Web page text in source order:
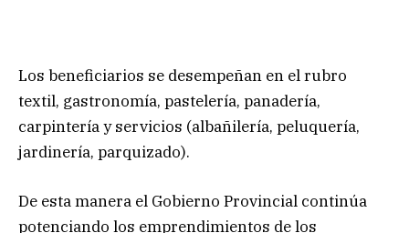
Los beneficiarios se desempeñan en el rubro
textil, gastronomía, pastelería, panadería,
carpintería y servicios (albañilería, peluquería,
jardinería, parquizado).
De esta manera el Gobierno Provincial continúa
potenciando los emprendimientos de los